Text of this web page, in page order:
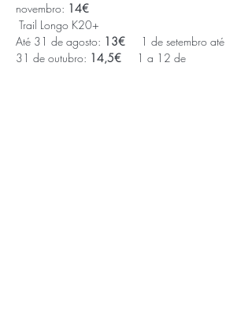
novembro: 14€
Trail Longo K20+
Até 31 de agosto: 13€ 1 de setembro até
31 de outubro: 14,5€ 1 a 12 de